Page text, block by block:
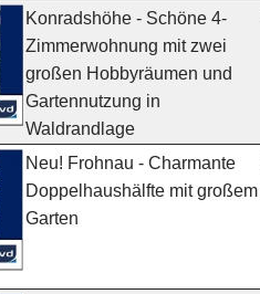
Konradshöhe - Schöne 4-
Zimmerwohnung mit zwei
großen Hobbyräumen und
Gartennutzung in
Waldrandlage
Neu! Frohnau - Charmante
Doppelhaushälfte mit großem
Garten